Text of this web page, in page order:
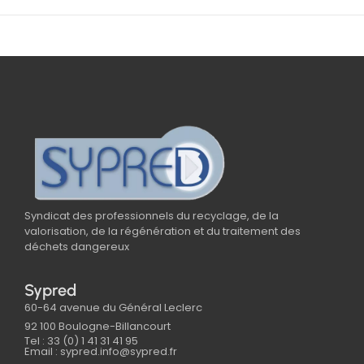
Syndicat des professionnels du recyclage, de la
valorisation, de la régénération et du traitement des
déchets dangereux
Sypred
60-64 avenue du Général Leclerc
92 100 Boulogne-Billancourt
Tel : 33 (0) 1 41 31 41 95
Email : sypred.info@sypred.fr